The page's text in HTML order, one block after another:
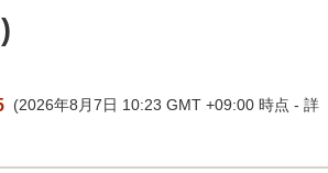
(2026年8月7日 10:23 GMT +09:00 時点 -詳